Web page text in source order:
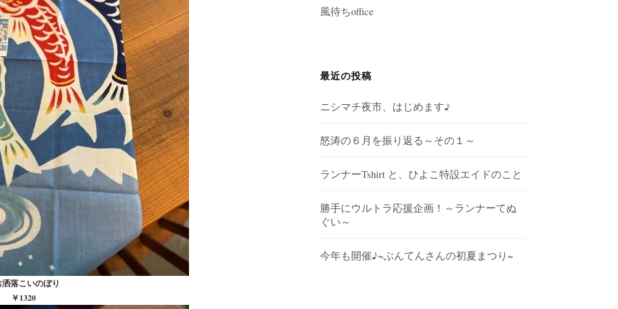
洒落こいのぼり
￥1320
風待ちoffice
最近の投稿
ニシマチ夜市、はじめます♪
怒涛の６月を振り返る～その１～
ランナーTshirt と、ひよこ特設エイドのこと
勝手にウルトラ応援企画！～ランナーてぬ
ぐい～
今年も開催♪~ぶんてんさんの初夏まつり~